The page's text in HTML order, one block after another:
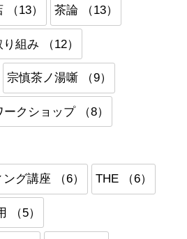
13） 茶論 （13）
組み （12）
宗慎茶ノ湯噺 （9）
ークショップ （8）
グ講座 （6） THE （6）
（5）